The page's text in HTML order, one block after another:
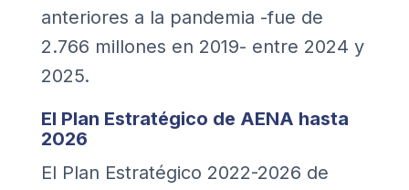
anteriores a la pandemia -fue de
2.766 millones en 2019- entre 2024 y
2025.
El Plan Estratégico de AENA hasta
2026
El Plan Estratégico 2022-2026 de